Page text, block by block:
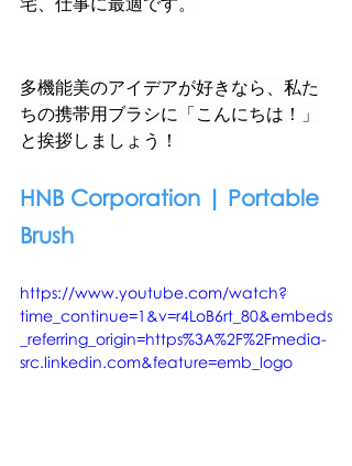
多機能美のアイデアが好きなら、私た
ちの携帯用ブラシに「こんにちは！」
と挨拶しましょう！
HNB Corporation | Portable
Brush
https://www.youtube.com/watch?
time_continue=1&v=r4LoB6rt_80&embeds
_referring_origin=https%3A%2F%2Fmedia-
src.linkedin.com&feature=emb_logo